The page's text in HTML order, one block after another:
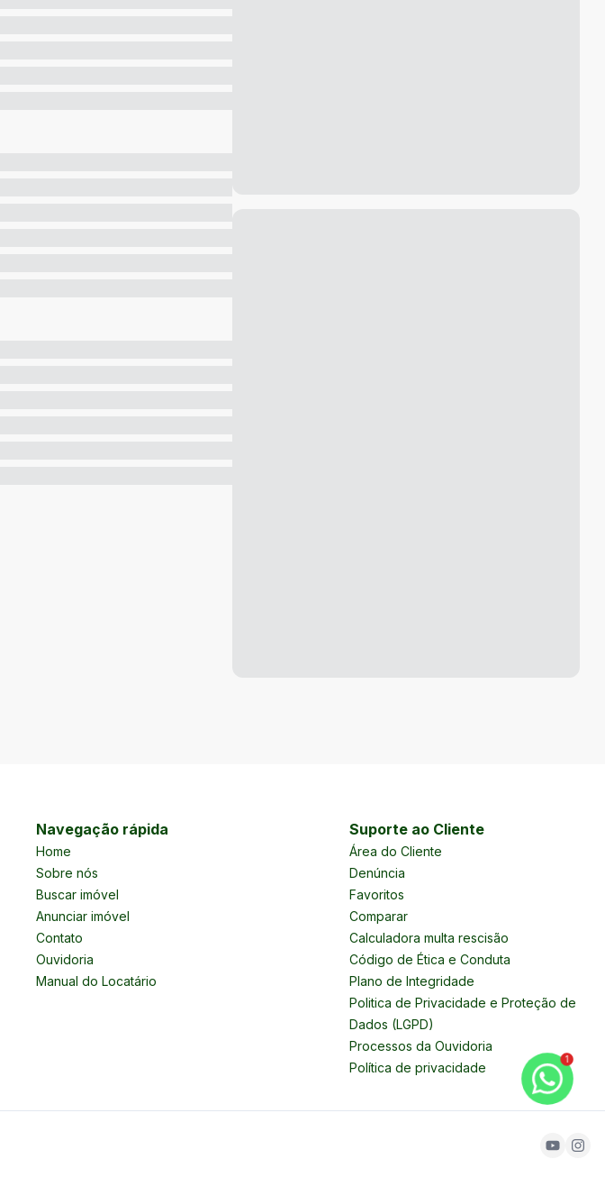
Navegação rápida
Home
Sobre nós
Buscar imóvel
Anunciar imóvel
Contato
Ouvidoria
Manual do Locatário
Suporte ao Cliente
Área do Cliente
Denúncia
Favoritos
Comparar
Calculadora multa rescisão
Código de Ética e Conduta
Plano de Integridade
Politica de Privacidade e Proteção de
Dados (LGPD)
Processos da Ouvidoria
Política de privacidade
1